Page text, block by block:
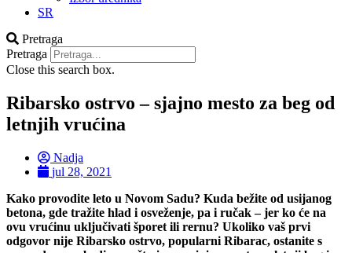
SR
Pretraga
Pretraga
Close this search box.
Ribarsko ostrvo – sjajno mesto za beg od
letnjih vrućina
Nadja
jul 28, 2021
Kako provodite leto u Novom Sadu? Kuda bežite od usijanog
betona, gde tražite hlad i osveženje, pa i ručak – jer ko će na
ovu vrućinu uključivati šporet ili rernu? Ukoliko vaš prvi
odgovor nije Ribarsko ostrvo, popularni Ribarac, ostanite s